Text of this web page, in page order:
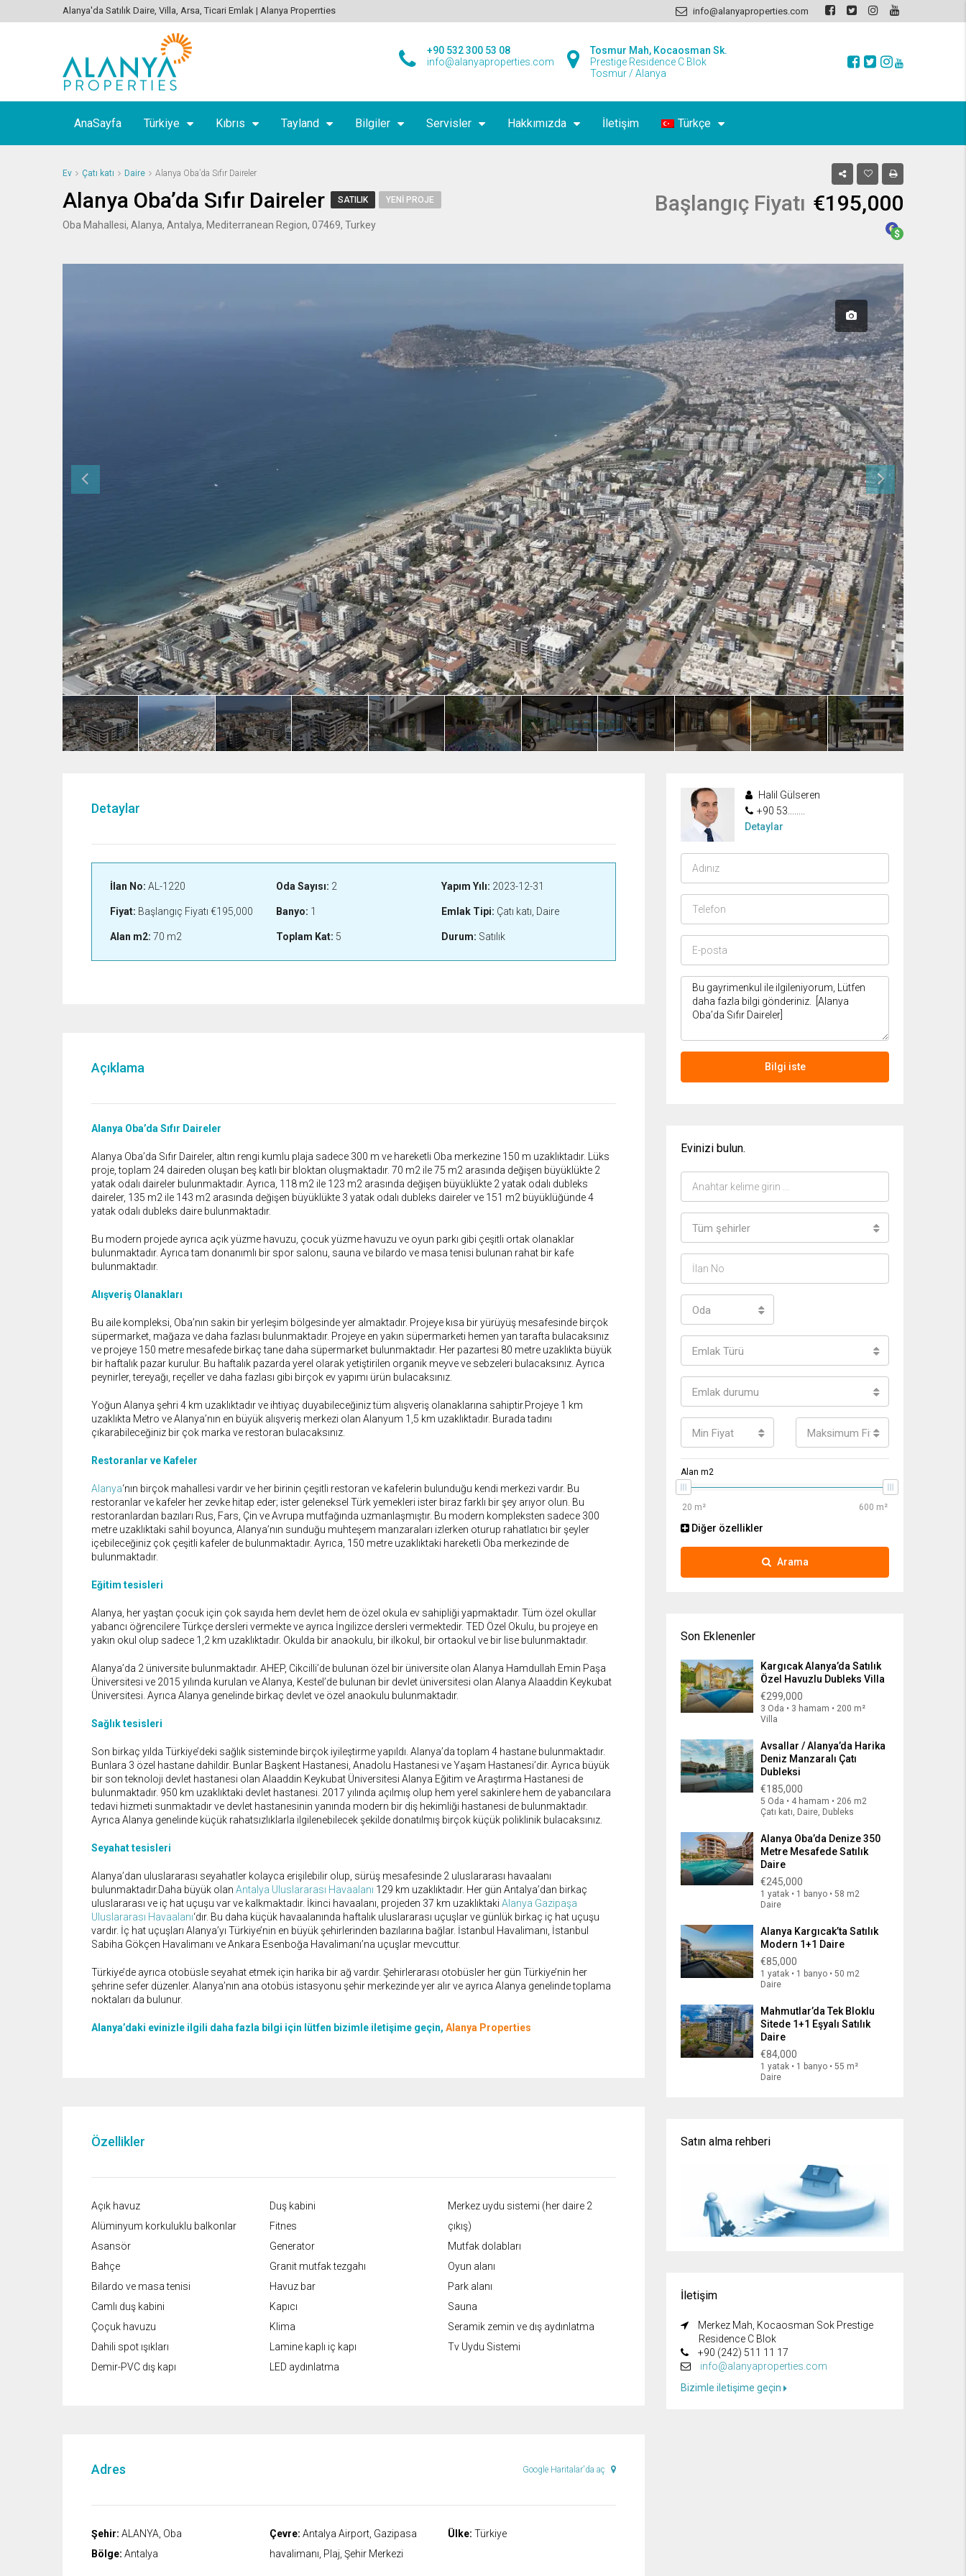
Alanya'da Satılık Daire, Villa, Arsa, Ticari Emlak | Alanya Properrties info@alanyaproperties.com
Tosmur Mah, Kocaosman Sk.
Prestige Residence C Blok
Tosmur / Alanya
+90 532 300 53 08
info@alanyaproperties.com
AnaSayfa Türkiye Kıbrıs Tayland Bilgiler Servisler Hakkımızda İletişim Türkçe
Ev Çatı katı Daire Alanya Oba’da Sıfır Daireler
Alanya Oba’da Sıfır Daireler SATILIK YENI PROJE
Oba Mahallesi, Alanya, Antalya, Mediterranean Region, 07469, Turkey
Başlangıç Fiyatı €195,000
Detaylar
İlan No: AL-1220
Fiyat: Başlangıç Fiyatı €195,000
Alan m2: 70 m2
Oda Sayısı: 2
Banyo: 1
Toplam Kat: 5
Yapım Yılı: 2023-12-31
Emlak Tipi: Çatı katı, Daire
Durum: Satılık
Açıklama
Alanya Oba’da Sıfır Daireler
Alanya Oba’da Sıfır Daireler, altın rengi kumlu plaja sadece 300 m ve hareketli Oba merkezine 150 m uzaklıktadır. Lüks
proje, toplam 24 daireden oluşan beş katlı bir bloktan oluşmaktadır. 70 m2 ile 75 m2 arasında değişen büyüklükte 2
yatak odalı daireler bulunmaktadır. Ayrıca, 118 m2 ile 123 m2 arasında değişen büyüklükte 2 yatak odalı dubleks
daireler, 135 m2 ile 143 m2 arasında değişen büyüklükte 3 yatak odalı dubleks daireler ve 151 m2 büyüklüğünde 4
yatak odalı dubleks daire bulunmaktadır.
Bu modern projede ayrıca açık yüzme havuzu, çocuk yüzme havuzu ve oyun parkı gibi çeşitli ortak olanaklar
bulunmaktadır. Ayrıca tam donanımlı bir spor salonu, sauna ve bilardo ve masa tenisi bulunan rahat bir kafe
bulunmaktadır.
Alışveriş Olanakları
Bu aile kompleksi, Oba’nın sakin bir yerleşim bölgesinde yer almaktadır. Projeye kısa bir yürüyüş mesafesinde birçok
süpermarket, mağaza ve daha fazlası bulunmaktadır. Projeye en yakın süpermarketi hemen yan tarafta bulacaksınız
ve projeye 150 metre mesafede birkaç tane daha süpermarket bulunmaktadır. Her pazartesi 80 metre uzaklıkta büyük
bir haftalık pazar kurulur. Bu haftalık pazarda yerel olarak yetiştirilen organik meyve ve sebzeleri bulacaksınız. Ayrıca
peynirler, tereyağı, reçeller ve daha fazlası gibi birçok ev yapımı ürün bulacaksınız.
Yoğun Alanya şehri 4 km uzaklıktadır ve ihtiyaç duyabileceğiniz tüm alışveriş olanaklarına sahiptir.Projeye 1 km
uzaklıkta Metro ve Alanya’nın en büyük alışveriş merkezi olan Alanyum 1,5 km uzaklıktadır. Burada tadını
çıkarabileceğiniz bir çok marka ve restoran bulacaksınız.
Restoranlar ve Kafeler
Alanya‘nın birçok mahallesi vardır ve her birinin çeşitli restoran ve kafelerin bulunduğu kendi merkezi vardır. Bu
restoranlar ve kafeler her zevke hitap eder; ister geleneksel Türk yemekleri ister biraz farklı bir şey arıyor olun. Bu
restoranlardan bazıları Rus, Fars, Çin ve Avrupa mutfağında uzmanlaşmıştır. Bu modern kompleksten sadece 300
metre uzaklıktaki sahil boyunca, Alanya’nın sunduğu muhteşem manzaraları izlerken oturup rahatlatıcı bir şeyler
içebileceğiniz çok çeşitli kafeler de bulunmaktadır. Ayrıca, 150 metre uzaklıktaki hareketli Oba merkezinde de
bulunmaktadır.
Eğitim tesisleri
Alanya, her yaştan çocuk için çok sayıda hem devlet hem de özel okula ev sahipliği yapmaktadır. Tüm özel okullar
yabancı öğrencilere Türkçe dersleri vermekte ve ayrıca İngilizce dersleri vermektedir. TED Özel Okulu, bu projeye en
yakın okul olup sadece 1,2 km uzaklıktadır. Okulda bir anaokulu, bir ilkokul, bir ortaokul ve bir lise bulunmaktadır.
Alanya’da 2 üniversite bulunmaktadır. AHEP, Cikcilli’de bulunan özel bir üniversite olan Alanya Hamdullah Emin Paşa
Üniversitesi ve 2015 yılında kurulan ve Alanya, Kestel’de bulunan bir devlet üniversitesi olan Alanya Alaaddin Keykubat
Üniversitesi. Ayrıca Alanya genelinde birkaç devlet ve özel anaokulu bulunmaktadır.
Sağlık tesisleri
Son birkaç yılda Türkiye’deki sağlık sisteminde birçok iyileştirme yapıldı. Alanya’da toplam 4 hastane bulunmaktadır.
Bunlara 3 özel hastane dahildir. Bunlar Başkent Hastanesi, Anadolu Hastanesi ve Yaşam Hastanesi’dir. Ayrıca büyük
bir son teknoloji devlet hastanesi olan Alaaddin Keykubat Üniversitesi Alanya Eğitim ve Araştırma Hastanesi de
bulunmaktadır. 950 km uzaklıktaki devlet hastanesi. 2017 yılında açılmış olup hem yerel sakinlere hem de yabancılara
tedavi hizmeti sunmaktadır ve devlet hastanesinin yanında modern bir diş hekimliği hastanesi de bulunmaktadır.
Ayrıca Alanya genelinde küçük rahatsızlıklarla ilgilenebilecek şekilde donatılmış birçok küçük poliklinik bulacaksınız.
Seyahat tesisleri
Alanya’dan uluslararası seyahatler kolayca erişilebilir olup, sürüş mesafesinde 2 uluslararası havaalanı
bulunmaktadır.Daha büyük olan Antalya Uluslararası Havaalanı 129 km uzaklıktadır. Her gün Antalya’dan birkaç
uluslararası ve iç hat uçuşu var ve kalkmaktadır. İkinci havaalanı, projeden 37 km uzaklıktaki Alanya Gazipaşa
Uluslararası Havaalanı‘dır. Bu daha küçük havaalanında haftalık uluslararası uçuşlar ve günlük birkaç iç hat uçuşu
vardır. İç hat uçuşları Alanya’yı Türkiye’nin en büyük şehirlerinden bazılarına bağlar. İstanbul Havalimanı, İstanbul
Sabiha Gökçen Havalimanı ve Ankara Esenboğa Havalimanı’na uçuşlar mevcuttur.
Türkiye’de ayrıca otobüsle seyahat etmek için harika bir ağ vardır. Şehirlerarası otobüsler her gün Türkiye’nin her
şehrine sefer düzenler. Alanya’nın ana otobüs istasyonu şehir merkezinde yer alır ve ayrıca Alanya genelinde toplama
noktaları da bulunur.
Alanya’daki evinizle ilgili daha fazla bilgi için lütfen bizimle iletişime geçin, Alanya Properties
Özellikler
Açık havuz
Alüminyum korkuluklu balkonlar
Asansör
Bahçe
Bilardo ve masa tenisi
Camlı duş kabini
Çoçuk havuzu
Dahili spot ışıkları
Demir-PVC dış kapı
Duş kabini
Fitnes
Generator
Granit mutfak tezgahı
Havuz bar
Kapıcı
Klima
Lamine kaplı iç kapı
LED aydınlatma
Merkez uydu sistemi (her daire 2
çıkış)
Mutfak dolabları
Oyun alanı
Park alanı
Sauna
Seramik zemin ve dış aydınlatma
Tv Uydu Sistemi
Adres Google Haritalar'da aç
Şehir: ALANYA, Oba
Bölge: Antalya
Çevre: Antalya Airport, Gazipasa
havalimanı, Plaj, Şehir Merkezi
Ülke: Türkiye
Halil Gülseren
+90 53........
Detaylar
Bilgi iste
Evinizi bulun.
Tüm şehirler
Oda
Emlak Türü
Emlak durumu
Min Fiyat Maksimum Fiyat
Alan m2
Diğer özellikler
Arama
Son Eklenenler
Kargıcak Alanya’da Satılık
Özel Havuzlu Dubleks Villa
€299,000
3 Oda • 3 hamam • 200 m²
Villa
Avsallar / Alanya’da Harika
Deniz Manzaralı Çatı
Dubleksi
€185,000
5 Oda • 4 hamam • 206 m2
Çatı katı, Daire, Dubleks
Alanya Oba’da Denize 350
Metre Mesafede Satılık
Daire
€245,000
1 yatak • 1 banyo • 58 m2
Daire
Alanya Kargıcak’ta Satılık
Modern 1+1 Daire
€85,000
1 yatak • 1 banyo • 50 m2
Daire
Mahmutlar’da Tek Bloklu
Sitede 1+1 Eşyalı Satılık
Daire
€84,000
1 yatak • 1 banyo • 55 m²
Daire
Satın alma rehberi
İletişim
Merkez Mah, Kocaosman Sok Prestige
Residence C Blok
+90 (242) 511 11 17
info@alanyaproperties.com
Bizimle iletişime geçin